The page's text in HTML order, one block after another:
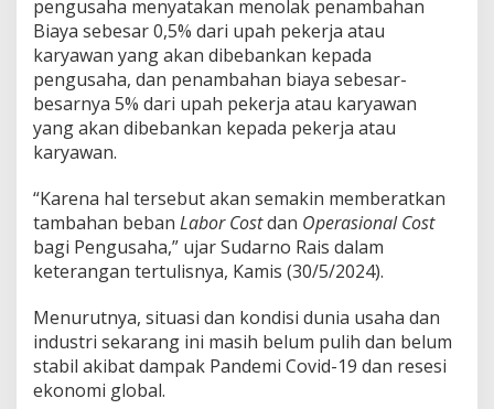
T
e
n
t
n
g
n
y
e
l
e
g
g
a
r
pengusaha menyatakan menolak penambahan
Biaya sebesar 0,5% dari upah pekerja atau
karyawan yang akan dibebankan kepada
pengusaha, dan penambahan biaya sebesar-
besarnya 5% dari upah pekerja atau karyawan
yang akan dibebankan kepada pekerja atau
karyawan.
“Karena hal tersebut akan semakin memberatkan
tambahan beban Labor Costdan Operasional Cost
bagi Pengusaha,” ujar Sudarno Rais dalam
keterangan tertulisnya, Kamis (30/5/2024).
Menurutnya, situasi dan kondisi dunia usaha dan
industri sekarang ini masih belum pulih dan belum
stabil akibat dampak Pandemi Covid-19 dan resesi
ekonomi global.